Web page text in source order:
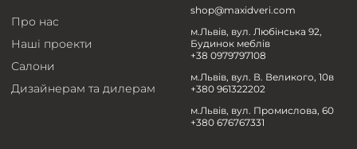
Про нас
Наші проекти
Салони
Дизайнерам та дилерам
shop@maxidveri.com
м.Львів, вул. Любінська 92,
Будинок меблів
+38 0979797108
м.Львів, вул. В. Великого, 10в
+380 961322202
м.Львів, вул. Промислова, 60
+380 676767331